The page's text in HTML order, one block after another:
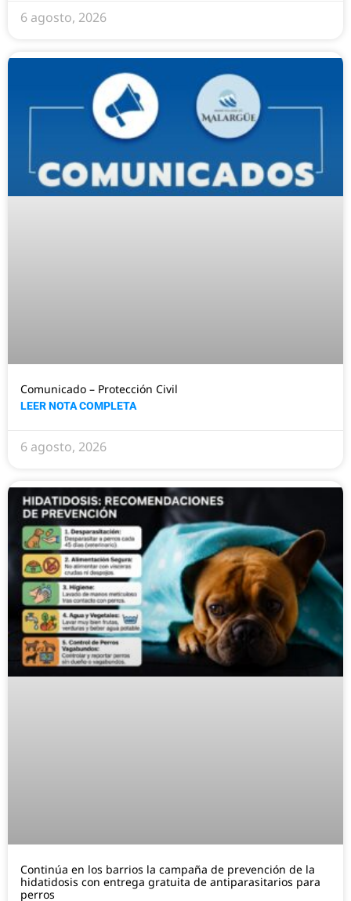
6 agosto, 2026
Comunicado – Protección Civil
LEER NOTA COMPLETA
6 agosto, 2026
Continúa en los barrios la campaña de prevención de la
hidatidosis con entrega gratuita de antiparasitarios para
perros